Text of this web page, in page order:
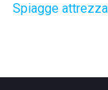
Spiagge